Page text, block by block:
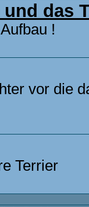
das
!
vor die
Terrier